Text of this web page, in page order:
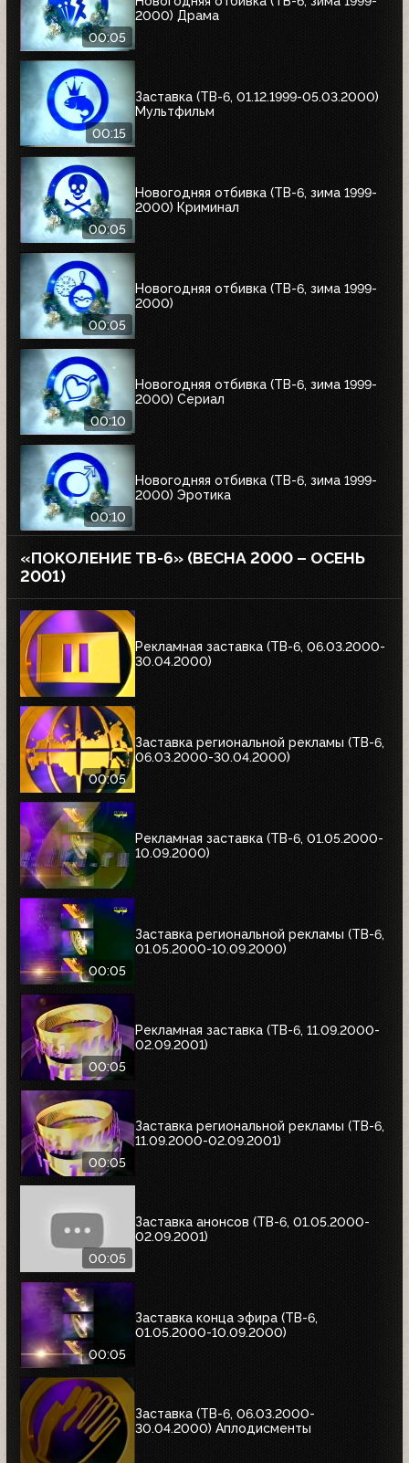
00:05
2000) Драма
00:15
Заставка (ТВ-6, 01.12.1999-05.03.2000)
Мультфильм
00:05
Новогодняя отбивка (ТВ-6, зима 1999-
2000) Криминал
00:05
Новогодняя отбивка (ТВ-6, зима 1999-
2000)
00:10
Новогодняя отбивка (ТВ-6, зима 1999-
2000) Сериал
00:10
Новогодняя отбивка (ТВ-6, зима 1999-
2000) Эротика
«ПОКОЛЕНИЕ ТВ-6» (ВЕСНА 2000 – ОСЕНЬ
2001)
Рекламная заставка (ТВ-6, 06.03.2000-
30.04.2000)
00:05
Заставка региональной рекламы (ТВ-6,
06.03.2000-30.04.2000)
Рекламная заставка (ТВ-6, 01.05.2000-
10.09.2000)
00:05
Заставка региональной рекламы (ТВ-6,
01.05.2000-10.09.2000)
00:05
Рекламная заставка (ТВ-6, 11.09.2000-
02.09.2001)
00:05
Заставка региональной рекламы (ТВ-6,
11.09.2000-02.09.2001)
00:05
Заставка анонсов (ТВ-6, 01.05.2000-
02.09.2001)
00:05
Заставка конца эфира (ТВ-6,
01.05.2000-10.09.2000)
Заставка (ТВ-6, 06.03.2000-
30.04.2000) Аплодисменты